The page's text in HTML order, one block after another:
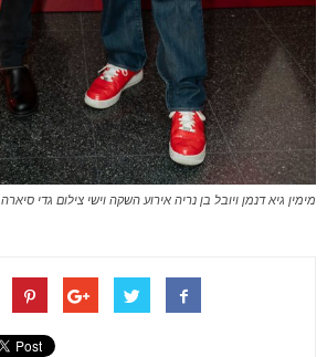
מימין גיא דנמן ויובל בן נריה אירוע השקה וישי צילום גדי סיארה